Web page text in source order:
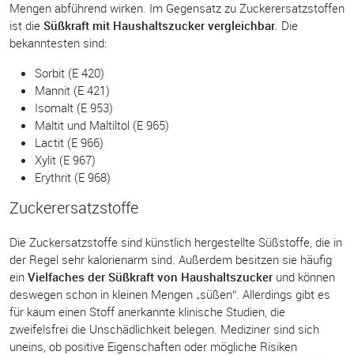
Mengen abführend wirken. Im Gegensatz zu Zuckerersatzstoffen
ist die Süßkraft mit Haushaltszucker vergleichbar. Die
bekanntesten sind:
Sorbit (E 420)
Mannit (E 421)
Isomalt (E 953)
Maltit und Maltiltol (E 965)
Lactit (E 966)
Xylit (E 967)
Erythrit (E 968)
Zuckerersatzstoffe
Die Zuckersatzstoffe sind künstlich hergestellte Süßstoffe, die in
der Regel sehr kalorienarm sind. Außerdem besitzen sie häufig
ein Vielfaches der Süßkraft von Haushaltszucker und können
deswegen schon in kleinen Mengen „süßen“. Allerdings gibt es
für kaum einen Stoff anerkannte klinische Studien, die
zweifelsfrei die Unschädlichkeit belegen. Mediziner sind sich
uneins, ob positive Eigenschaften oder mögliche Risiken